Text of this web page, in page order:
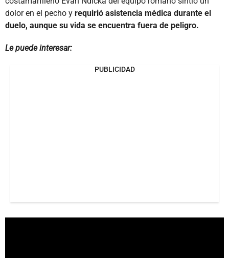
dolor en el pecho y requirió asistencia médica durante el
duelo, aunque su vida se encuentra fuera de peligro.
Le puede interesar:
PUBLICIDAD